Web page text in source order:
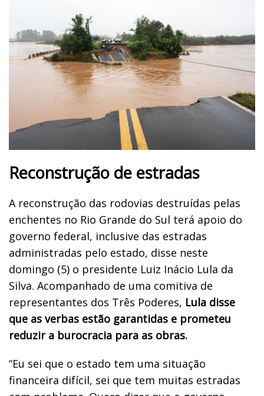
Reconstrução de estradas
A reconstrução das rodovias destruídas pelas
enchentes no Rio Grande do Sul terá apoio do
governo federal, inclusive das estradas
administradas pelo estado, disse neste
domingo (5) o presidente Luiz Inácio Lula da
Silva. Acompanhado de uma comitiva de
representantes dos Três Poderes, Lula disse
que as verbas estão garantidas e prometeu
reduzir a burocracia para as obras.
“Eu sei que o estado tem uma situação
financeira difícil, sei que tem muitas estradas